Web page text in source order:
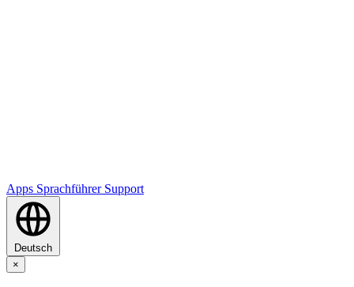
Apps Sprachführer Support
Deutsch
×